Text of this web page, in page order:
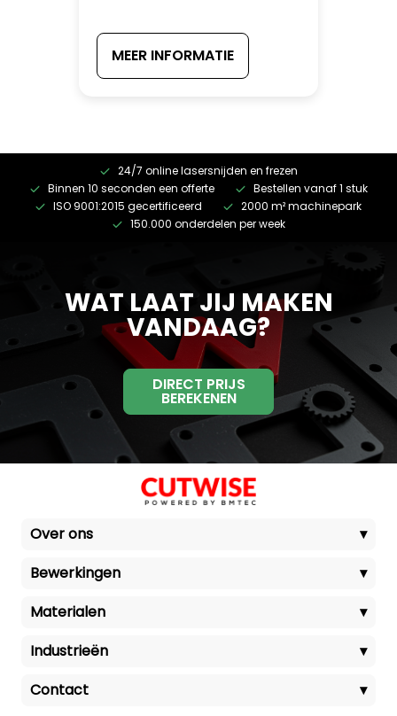
MEER INFORMATIE
24/7 online lasersnijden en frezen
Binnen 10 seconden een offerte
Bestellen vanaf 1 stuk
ISO 9001:2015 gecertificeerd
2000 m² machinepark
150.000 onderdelen per week
WAT LAAT JIJ MAKEN
VANDAAG?
DIRECT PRIJS
BEREKENEN
Over ons
▾
Bewerkingen
▾
Materialen
▾
Industrieën
▾
Contact
▾